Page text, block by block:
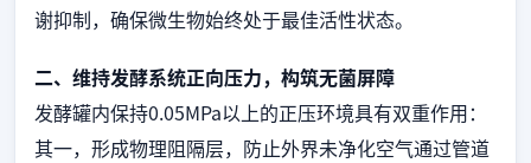
谢抑制，确保微生物始终处于最佳活性状态。
二、维持发酵系统正向压力，构筑无菌屏障
发酵罐内保持0.05MPa以上的正压环境具有双重作用：
其一，形成物理阻隔层，防止外界未净化空气通过管道